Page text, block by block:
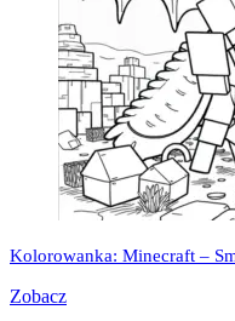
Kolorowanka: Minecraft –
Zobacz